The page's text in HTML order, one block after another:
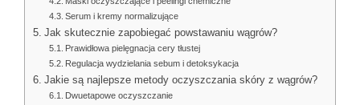
Serum i kremy normalizujące
Jak skutecznie zapobiegać powstawaniu wągrów?
Prawidłowa pielęgnacja cery tłustej
Regulacja wydzielania sebum i detoksykacja
Jakie są najlepsze metody oczyszczania skóry z wągrów?
Dwuetapowe oczyszczanie